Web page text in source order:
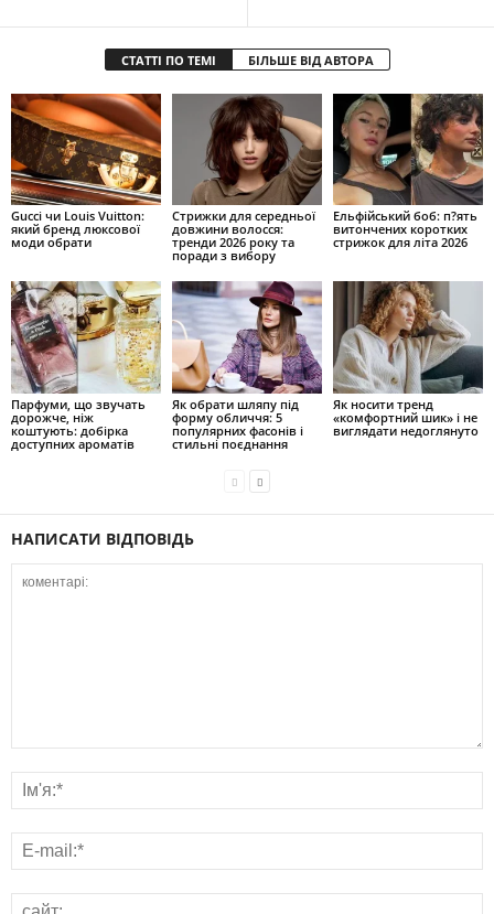
СТАТТІ ПО ТЕМІ БІЛЬШЕ ВІД АВТОРА
Gucci чи Louis Vuitton:
який бренд люксової
моди обрати
Стрижки для середньої
довжини волосся:
тренди 2026 року та
поради з вибору
Ельфійський боб: п?ять
витончених коротких
стрижок для літа 2026
Парфуми, що звучать
дорожче, ніж
коштують: добірка
доступних ароматів
Як обрати шляпу під
форму обличчя: 5
популярних фасонів і
стильні поєднання
Як носити тренд
«комфортний шик» і не
виглядати недоглянуто
НАПИСАТИ ВІДПОВІДЬ